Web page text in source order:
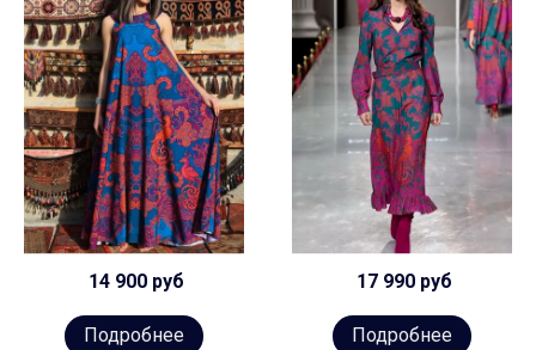
14 900 руб
Подробнее
17 990 руб
Подробнее